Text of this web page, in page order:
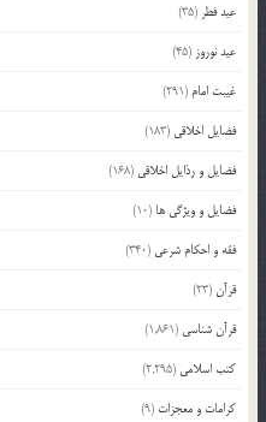
عید فطر (35)
عید نوروز (45)
غیبت امام (291)
فضایل اخلاقی (183)
فضایل و رذایل اخلاقی (168)
فضایل و ویژگی ها (10)
فقه و احکام شرعی (340)
قرآن(23)
قرآن شناسی (1,861)
کتب اسلامی (2,295)
کرامات و معجزات (9)